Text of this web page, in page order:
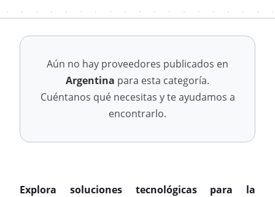
Aún no hay proveedores publicados en
Argentina para esta categoría.
Cuéntanos qué necesitas y te ayudamos a
encontrarlo.
Explora soluciones tecnológicas para la